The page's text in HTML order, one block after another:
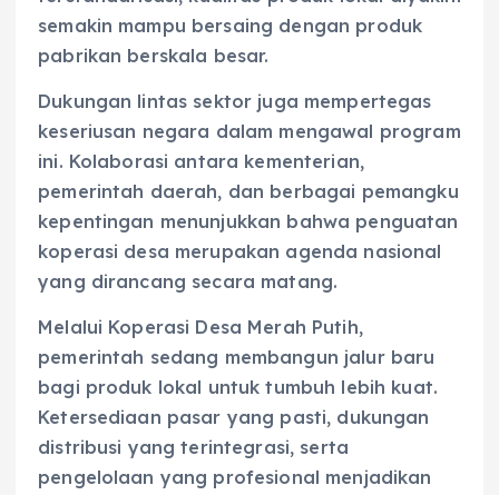
semakin mampu bersaing dengan produk
pabrikan berskala besar.
Dukungan lintas sektor juga mempertegas
keseriusan negara dalam mengawal program
ini. Kolaborasi antara kementerian,
pemerintah daerah, dan berbagai pemangku
kepentingan menunjukkan bahwa penguatan
koperasi desa merupakan agenda nasional
yang dirancang secara matang.
Melalui Koperasi Desa Merah Putih,
pemerintah sedang membangun jalur baru
bagi produk lokal untuk tumbuh lebih kuat.
Ketersediaan pasar yang pasti, dukungan
distribusi yang terintegrasi, serta
pengelolaan yang profesional menjadikan